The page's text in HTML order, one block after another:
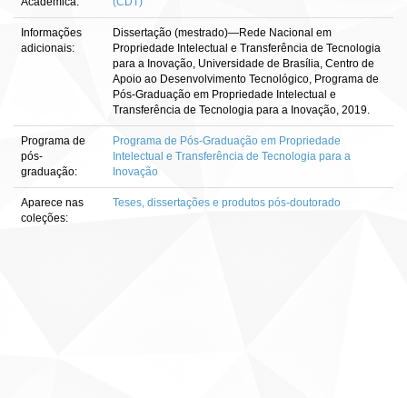
Informações
adicionais:
Dissertação (mestrado)—Rede Nacional em
Propriedade Intelectual e Transferência de Tecnologia
para a Inovação, Universidade de Brasília, Centro de
Apoio ao Desenvolvimento Tecnológico, Programa de
Pós-Graduação em Propriedade Intelectual e
Transferência de Tecnologia para a Inovação, 2019.
Programa de
pós-
graduação:
Programa de Pós-Graduação em Propriedade
Intelectual e Transferência de Tecnologia para a
Inovação
Aparece nas
coleções:
Teses, dissertações e produtos pós-doutorado